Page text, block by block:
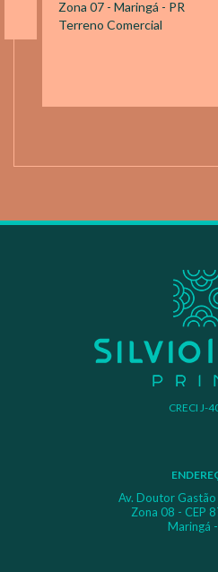
Zona 07 - Maringá - PR
Terreno Comercial
CRECI J-
Av. Doutor Gastão
Zona 08 - CEP
Maringá